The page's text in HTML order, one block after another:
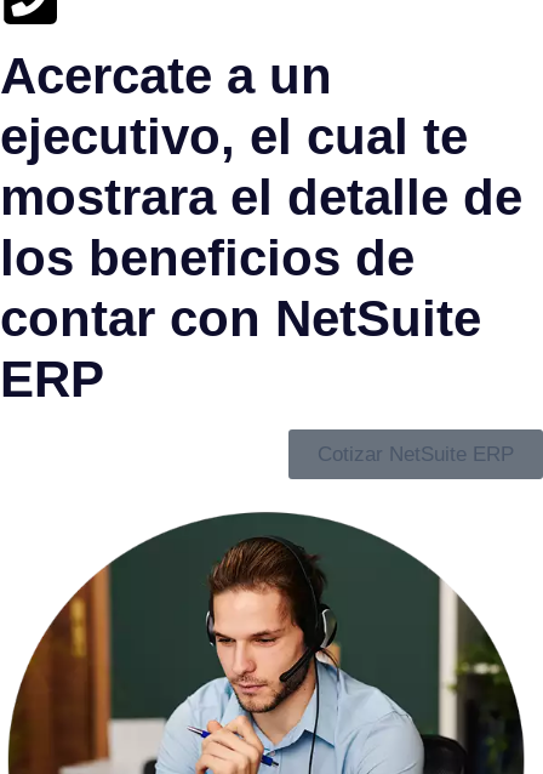
Acercate a un
ejecutivo, el cual te
mostrara el detalle de
los beneficios de
contar con NetSuite
ERP
Cotizar NetSuite ERP